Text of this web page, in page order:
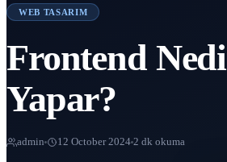
WEB TASARIM
Frontend
Yapar?
admin 12 October 2024 2 dk okuma